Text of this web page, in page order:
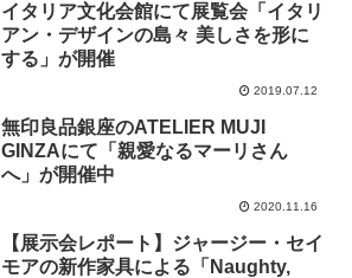
イタリア文化会館にて展覧会「イタリ
アン・デザインの島々 美しさを形に
する」が開催
2019.07.12
無印良品銀座のATELIER MUJI
GINZAにて「親愛なるマーリさん
へ」が開催中
2020.11.16
【展示会レポート】ジャージー・セイ
モアの新作家具による「Naughty,